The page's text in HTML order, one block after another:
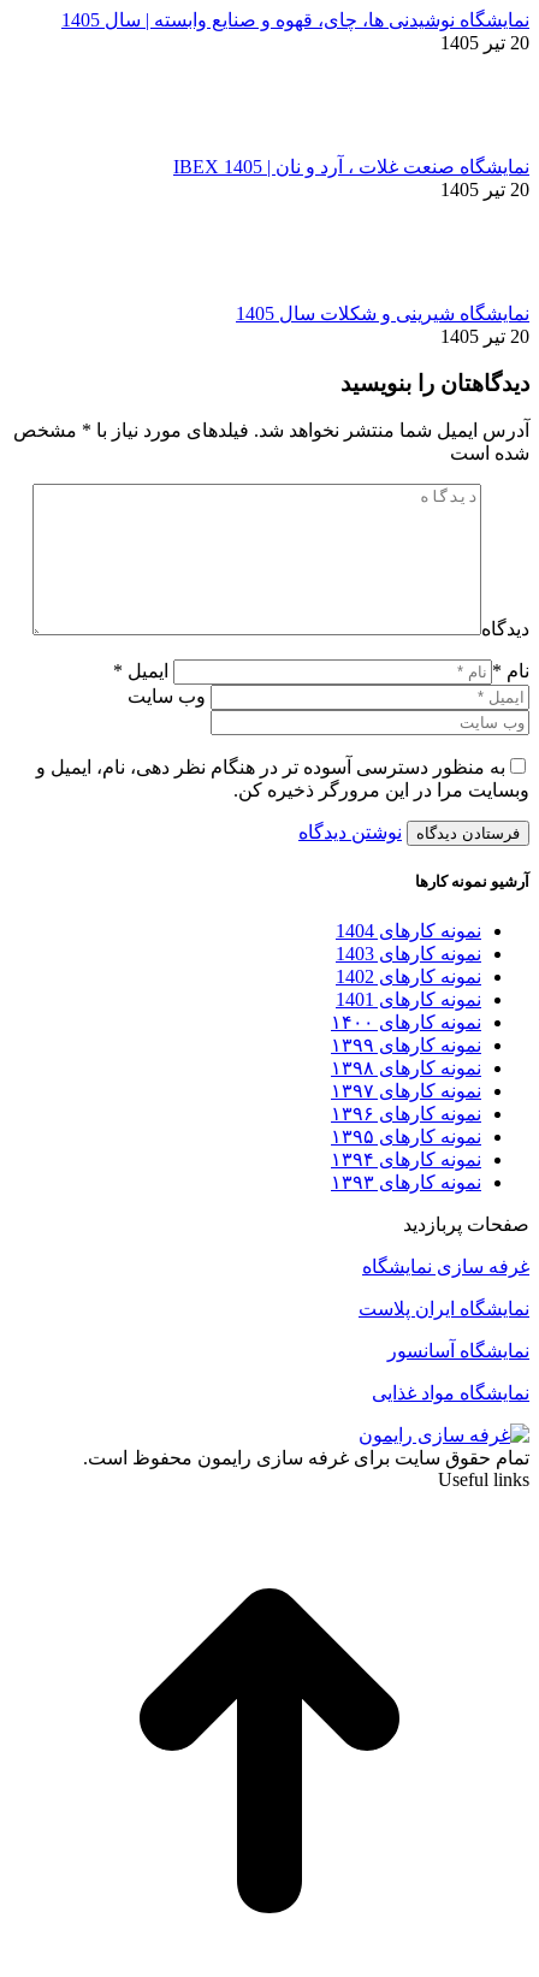
نمایشگاه نوشیدنی ها، چای، قهوه و صنایع وابسته | سال 1405
20 تیر 1405
نمایشگاه صنعت غلات ، آرد و نان | IBEX 1405
20 تیر 1405
نمایشگاه شیرینی و شکلات سال 1405
20 تیر 1405
دیدگاهتان را بنویسید
آدرس ایمیل شما منتشر نخواهد شد. فیلدهای مورد نیاز با * مشخص
شده است
دیدگاه
نام *
ایمیل *
وب سایت
به منظور دسترسی آسوده تر در هنگام نظر دهی، نام، ایمیل و
وبسایت مرا در این مرورگر ذخیره کن.
نوشتن دیدگاه
آرشیو نمونه کارها
نمونه کارهای 1404
نمونه کارهای 1403
نمونه کارهای 1402
نمونه کارهای 1401
نمونه کارهای ۱۴۰۰
نمونه کارهای ۱۳۹۹
نمونه کارهای ۱۳۹۸
نمونه کارهای ۱۳۹۷
نمونه کارهای ۱۳۹۶
نمونه کارهای ۱۳۹۵
نمونه کارهای ۱۳۹۴
نمونه کارهای ۱۳۹۳
صفحات پربازدید
غرفه سازی نمایشگاه
نمایشگاه ایران پلاست
نمایشگاه آسانسور
نمایشگاه مواد غذایی
تمام حقوق سایت برای غرفه سازی رایمون محفوظ است.
Useful links